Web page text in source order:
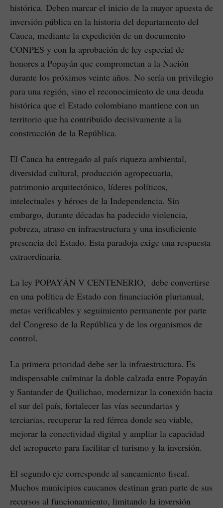
histórica. Deben marcar el inicio de la mayor apuesta de
inversión pública en la historia del departamento del
Cauca, mediante la expedición de un documento
CONPES y con la aprobación de ley especial de
honores a Popayán que comprometan a la Nación
durante los próximos veinte años. No sería un privilegio
para una región, sino el reconocimiento de una deuda
histórica que el Estado colombiano mantiene con un
territorio que ha contribuido decisivamente a la
construcción de la República.
El Cauca ha entregado al país riqueza ambiental,
diversidad cultural, producción agropecuaria,
patrimonio arquitectónico, líderes políticos,
intelectuales y héroes de la Independencia. Sin
embargo, durante décadas ha padecido violencia,
pobreza, atraso en infraestructura y una insuficiente
presencia del Estado. Esta paradoja exige una respuesta
extraordinaria.
La ley POPAYÁN V CENTENERIO, debe convertirse
en una política de Estado con financiación plurianual,
metas verificables y seguimiento permanente por parte
del Congreso de la República y de los organismos de
control.
La primera prioridad debe ser la infraestructura. Es
indispensable culminar la doble calzada entre Popayán
y Santander de Quilichao, modernizar la conexión hacia
el sur del país, fortalecer las vías secundarias y
terciarias, recuperar la red férrea donde sea viable,
mejorar la conectividad digital y ampliar la capacidad
del aeropuerto para facilitar el turismo y la inversión.
El segundo eje corresponde al saneamiento fiscal.
Muchos municipios caucanos destinan gran parte de sus
recursos al funcionamiento, limitando la inversión